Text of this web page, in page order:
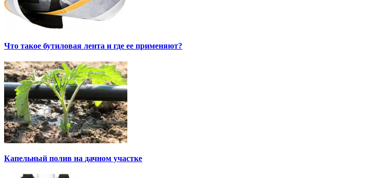
Что такое бутиловая лента и где ее применяют?
Капельный полив на дачном участке